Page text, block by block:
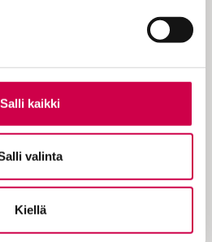
Salli kaikki
valinta
Kiellä
kysyn, miten
Raamattu
yhä Raamatun
Jeesuksen seuraaja
opetuksia. Siksi
kurkistaa